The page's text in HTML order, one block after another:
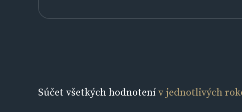
Súčet všetkých hodnotenív jednotlivých